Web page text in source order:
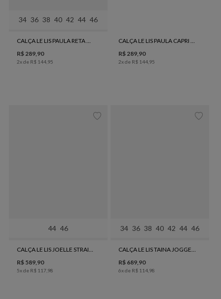
34 36 38 40 42 44 46
CALÇA LE LIS PAULA RETA CURTA BLACK FEMININA
R$289,90
2x de R$ 144 95
CALÇA LE LIS PAULA CAPRI JEANS FEMININA
R$289,90
2x de R$ 144 95
44 46
R$ 589 90
5x de R$ 117 98
34 36 38 40 42 44 46
R$ 689 90
6x de R$ 114 98